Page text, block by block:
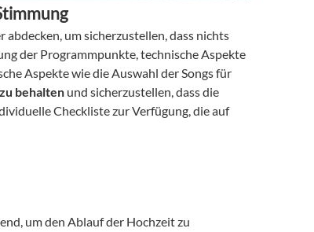
um sicherzustellen, dass nichts
der Programmpunkte, technische Aspekte
Aspekte wie die Auswahl der Songs für
behalten und sicherzustellen, dass die
Checkliste zur Verfügung, die auf
um den Ablauf der Hochzeit zu